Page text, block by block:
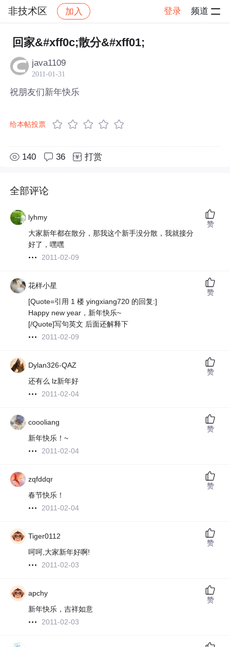
非技术区 加入 登录 频道
社区 非技术区 帖子详情
回家&#xff0c;散分&#xff01;
java1109
2011-01-31
祝朋友们新年快乐
给本帖投票
140 36 打赏
全部评论
lyhmy
大家新年都在散分，那我这个新手没分散，我就接分
好了，嘿嘿
2011-02-09
赞
花样小星
[Quote=引用 1 楼 yingxiang720 的回复:]
Happy new year，新年快乐~
[/Quote]写句英文 后面还解释下
2011-02-09
赞
Dylan326-QAZ
还有么 lz新年好
2011-02-04
赞
coooliang
新年快乐！~
2011-02-04
赞
zqfddqr
春节快乐！
2011-02-04
赞
Tiger0112
呵呵,大家新年好啊!
2011-02-03
赞
apchy
新年快乐，吉祥如意
2011-02-03
赞